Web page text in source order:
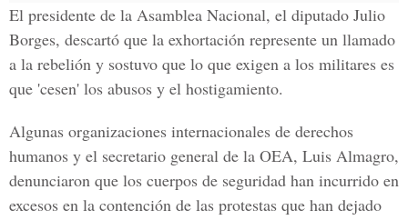
El presidente de la Asamblea Nacional, el diputado Julio
Borges, descartó que la exhortación represente un llamado
a la rebelión y sostuvo que lo que exigen a los militares es
que 'cesen' los abusos y el hostigamiento.
Algunas organizaciones internacionales de derechos
humanos y el secretario general de la OEA, Luis Almagro,
denunciaron que los cuerpos de seguridad han incurrido en
excesos en la contención de las protestas que han dejado